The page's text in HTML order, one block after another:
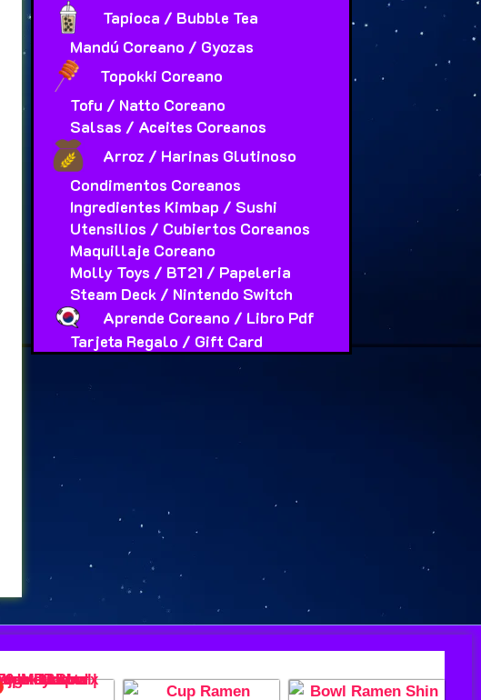
Tapioca / Bubble Tea
Mandú Coreano / Gyozas
Topokki Coreano
Tofu / Natto Coreano
Salsas / Aceites Coreanos
Arroz / Harinas Glutinoso
Condimentos Coreanos
Ingredientes Kimbap / Sushi
Utensilios / Cubiertos Coreanos
Maquillaje Coreano
Molly Toys / BT21 / Papeleria
Steam Deck / Nintendo Switch
Aprende Coreano / Libro Pdf
Tarjeta Regalo / Gift Card